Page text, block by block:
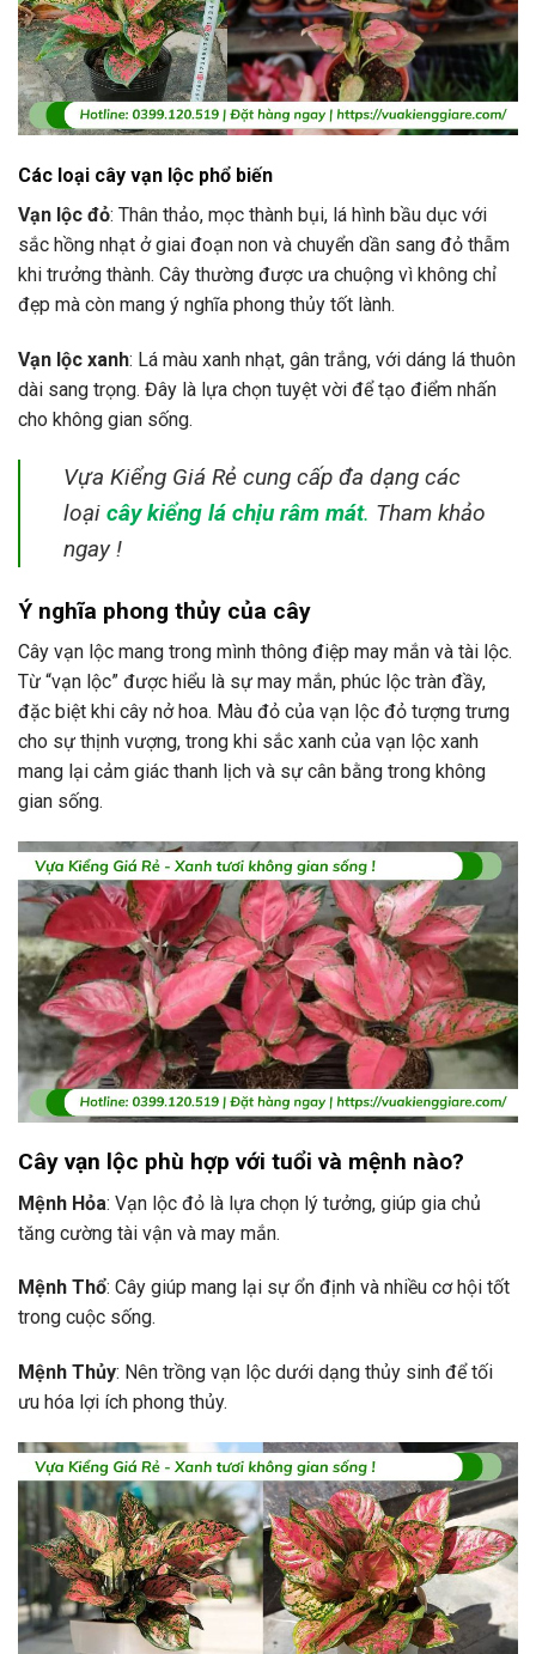
Các loại cây vạn lộc phổ biến
Vạn lộc đỏ: Thân thảo, mọc thành bụi, lá hình bầu dục với
sắc hồng nhạt ở giai đoạn non và chuyển dần sang đỏ thẫm
khi trưởng thành. Cây thường được ưa chuộng vì không chỉ
đẹp mà còn mang ý nghĩa phong thủy tốt lành.
Vạn lộc xanh: Lá màu xanh nhạt, gân trắng, với dáng lá thuôn
dài sang trọng. Đây là lựa chọn tuyệt vời để tạo điểm nhấn
cho không gian sống.
Vựa Kiểng Giá Rẻ cung cấp đa dạng các
loại cây kiểng lá chịu râm mát. Tham khảo
ngay !
Ý nghĩa phong thủy của cây
Cây vạn lộc mang trong mình thông điệp may mắn và tài lộc.
Từ “vạn lộc” được hiểu là sự may mắn, phúc lộc tràn đầy,
đặc biệt khi cây nở hoa. Màu đỏ của vạn lộc đỏ tượng trưng
cho sự thịnh vượng, trong khi sắc xanh của vạn lộc xanh
mang lại cảm giác thanh lịch và sự cân bằng trong không
gian sống.
Cây vạn lộc phù hợp với tuổi và mệnh nào?
Mệnh Hỏa: Vạn lộc đỏ là lựa chọn lý tưởng, giúp gia chủ
tăng cường tài vận và may mắn.
Mệnh Thổ: Cây giúp mang lại sự ổn định và nhiều cơ hội tốt
trong cuộc sống.
Mệnh Thủy: Nên trồng vạn lộc dưới dạng thủy sinh để tối
ưu hóa lợi ích phong thủy.